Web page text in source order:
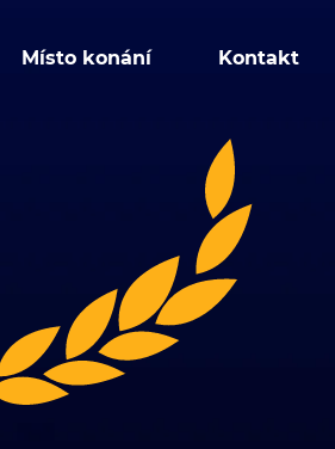
Místo konání Kontakt